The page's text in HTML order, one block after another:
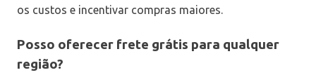
os custos e incentivar compras maiores.
Posso oferecer frete grátis para qualquer
região?